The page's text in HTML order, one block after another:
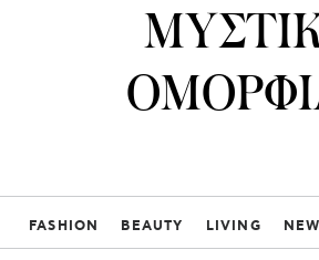
FASHION BEAUTY LIVING